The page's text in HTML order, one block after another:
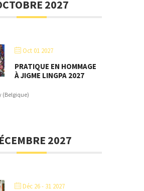
2027
Oct 01 2027
PRATIQUE EN HOMMAGE
À JIGME LINGPA 2027
(Belgique)
2027
Déc 26 - 31 2027